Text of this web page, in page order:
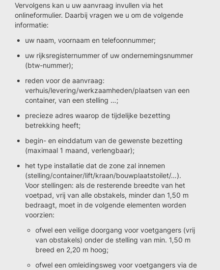
Vervolgens kan u uw aanvraag invullen via het
onlineformulier. Daarbij vragen we u om de volgende
informatie:
uw naam, voornaam en telefoonnummer;
uw rijksregisternummer of uw ondernemingsnummer
(btw-nummer);
reden voor de aanvraag:
verhuis/levering/werkzaamheden/plaatsen van een
container, van een stelling …;
precieze adres waarop de tijdelijke bezetting
betrekking heeft;
begin- en einddatum van de gewenste bezetting
(maximaal 1 maand, verlengbaar);
het type installatie dat de zone zal innemen
(stelling/container/lift/kraan/bouwplaatstoilet/…).
Voor stellingen: als de resterende breedte van het
voetpad, vrij van alle obstakels, minder dan 1,50 m
bedraagt, moet in de volgende elementen worden
voorzien:
ofwel een veilige doorgang voor voetgangers (vrij
van obstakels) onder de stelling van min. 1,50 m
breed en 2,20 m hoog;
ofwel een omleidingsweg voor voetgangers via de